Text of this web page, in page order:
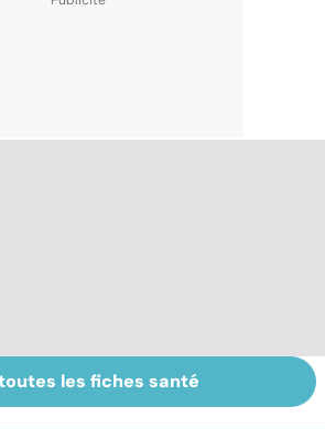
Comment
faciliter la
les fiches santé